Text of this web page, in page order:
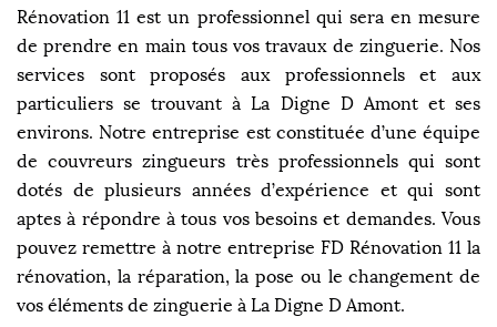
Rénovation 11 est un professionnel qui sera en mesure
de prendre en main tous vos travaux de zinguerie. Nos
services sont proposés aux professionnels et aux
particuliers se trouvant à La Digne D Amont et ses
environs. Notre entreprise est constituée d’une équipe
de couvreurs zingueurs très professionnels qui sont
dotés de plusieurs années d’expérience et qui sont
aptes à répondre à tous vos besoins et demandes. Vous
pouvez remettre à notre entreprise FD Rénovation 11 la
rénovation, la réparation, la pose ou le changement de
vos éléments de zinguerie à La Digne D Amont.